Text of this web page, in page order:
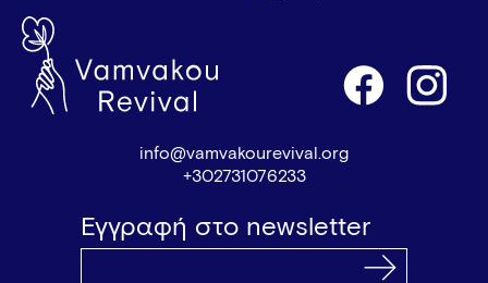
info@vamvakourevival.org
+302731076233
Εγγραφή στο newsletter